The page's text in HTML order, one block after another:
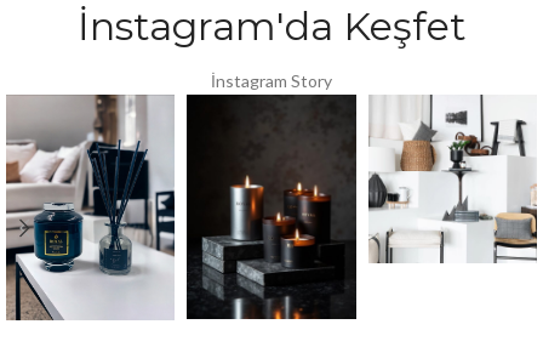
İnstagram'da Keşfet
İnstagram Story